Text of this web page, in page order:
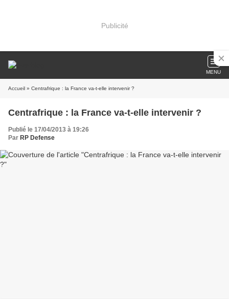
Publicité
MENU
Accueil » Centrafrique : la France va-t-elle intervenir ?
Centrafrique : la France va-t-elle intervenir ?
Publié le 17/04/2013 à 19:26
Par RP Defense